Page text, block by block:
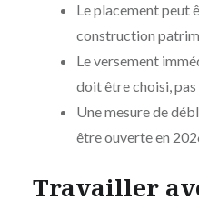
Le placement peut
construction
Le versement
doit être choisi, pas
Une mesure de
être ouverte en
Travailler